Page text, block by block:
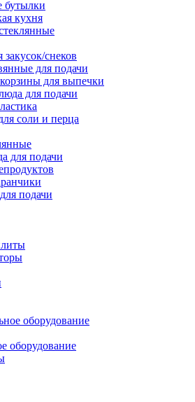
бутылки
кухня
снеков
для подачи
для выпечки
для подачи
соли и перца
для подачи
подачи
оборудование
оборудование